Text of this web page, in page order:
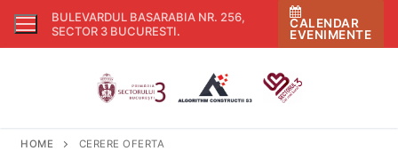
Skip
BULEVARDUL BASARABIA NR. 256,
SECTOR 3 BUCURESTI.
CALENDAR
EVENIMENTE
HOME CERERE OFERTA